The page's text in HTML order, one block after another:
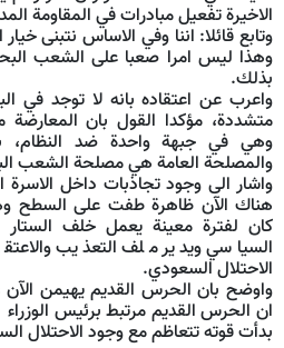
الاخيرة تفعيل مبادرات في المقاومة
وتابع قائلا: اننا وفي الاساس نتبنى
وهذا ليس امرا صعبا على الشعب
بذلك.
واعرب عن اعتقاده بانه لا توجد في
متشددة، مؤكدا القول بان
وهي في جبهة واحدة ضد النظام،
والمصلحة العامة هي مصلحة الشعب
واشار الى وجود تجاذبات داخل
هناك الآن ظاهرة طفت على السطح
كان لفترة معينة يعمل خلف
السياسي ويدير ملف التعذيب
الاحتلال السعودي.
واوضح بان الحرس القديم يهيمن الآن
ان الحرس القديم مرتبط برئيس
بدأت قوته تتعاظم مع وجود الاحتلال